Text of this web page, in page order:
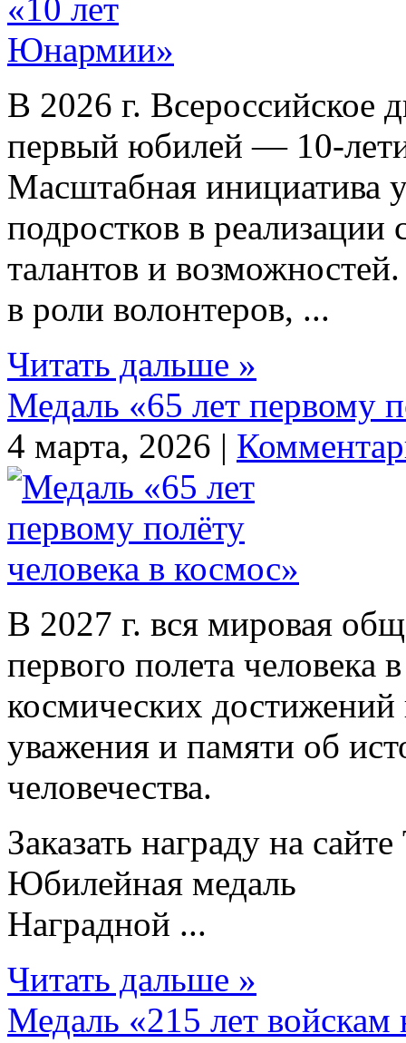
В 2026 г. Всероссийское
первый юбилей — 10-
Масштабная инициатива
подростков в реализации
талантов и
в роли волонтеров, ...
Читать дальше »
Медаль «65 лет первому
4 марта, 2026 |
В 2027 г. вся мировая
первого полета человека
космических достижений
уважения и памяти об
человечества.
Заказать награду на
Юбилейная медаль
Наградной ...
Читать дальше »
Медаль «215 лет войскам